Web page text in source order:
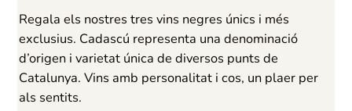
Regala els nostres tres vins negres únics i més
exclusius. Cadascú representa una denominació
d’origen i varietat única de diversos punts de
Catalunya. Vins amb personalitat i cos, un plaer per
als sentits.